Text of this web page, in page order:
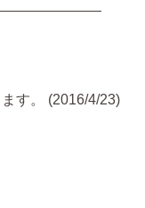
す。 (2016/4/23)